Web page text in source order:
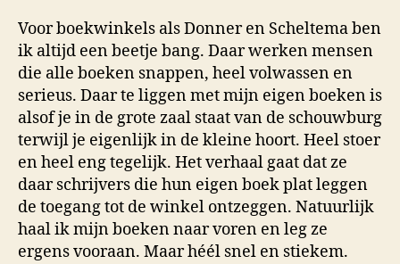
Voor boekwinkels als Donner en Scheltema ben
ik altijd een beetje bang. Daar werken mensen
die alle boeken snappen, heel volwassen en
serieus. Daar te liggen met mijn eigen boeken is
alsof je in de grote zaal staat van de schouwburg
terwijl je eigenlijk in de kleine hoort. Heel stoer
en heel eng tegelijk. Het verhaal gaat dat ze
daar schrijvers die hun eigen boek plat leggen
de toegang tot de winkel ontzeggen. Natuurlijk
haal ik mijn boeken naar voren en leg ze
ergens vooraan. Maar héél snel en stiekem.